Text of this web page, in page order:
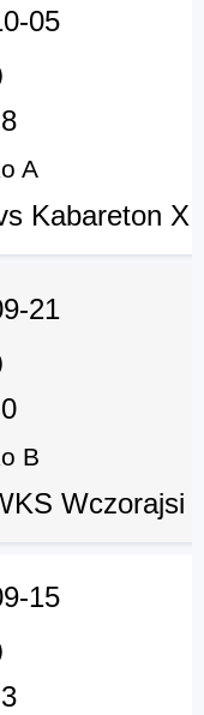
05
8
A
Kabareton X
21
0
B
Wczorajsi
15
3